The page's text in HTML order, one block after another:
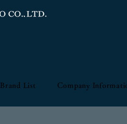
Brand List Company